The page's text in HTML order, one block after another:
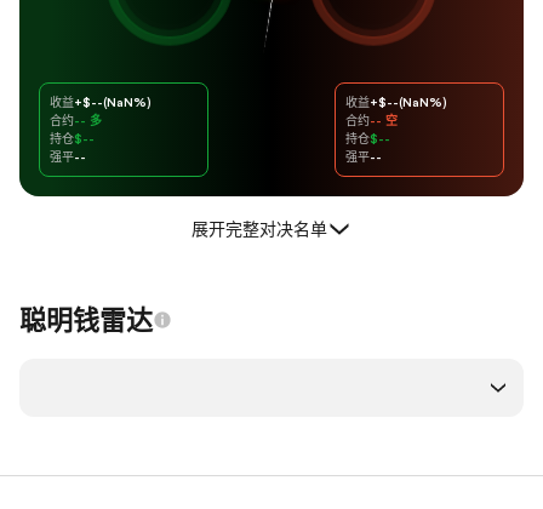
收益+$--(NaN%)
合约-- 多
持仓$--
强平--
收益+$--(NaN%)
合约-- 空
持仓$--
强平--
展开完整对决名单
聪明钱雷达